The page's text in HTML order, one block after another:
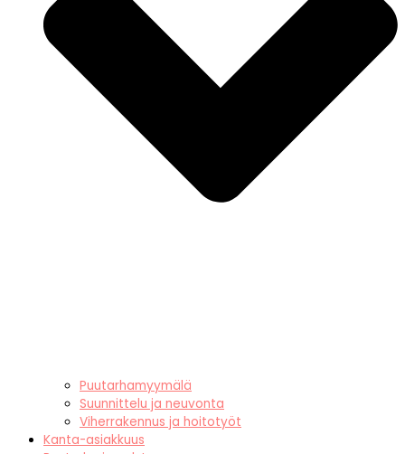
Puutarhamyymälä
Suunnittelu ja neuvonta
Viherrakennus ja hoitotyöt
Kanta-asiakkuus